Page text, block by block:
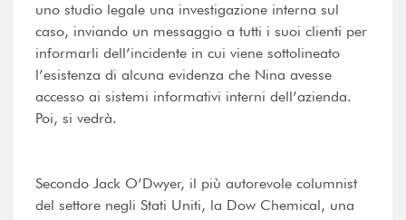
uno studio legale una investigazione interna sul
caso, inviando un messaggio a tutti i suoi clienti per
informarli dell’incidente in cui viene sottolineato
l’esistenza di alcuna evidenza che Nina avesse
accesso ai sistemi informativi interni dell’azienda.
Poi, si vedrà.
Secondo Jack O’Dwyer, il più autorevole columnist
del settore negli Stati Uniti, la Dow Chemical, una